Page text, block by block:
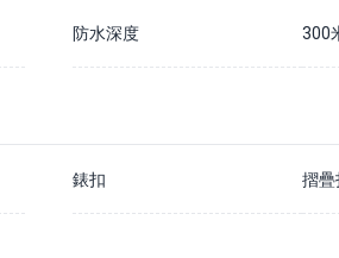
防水深度 300
錶扣 摺疊